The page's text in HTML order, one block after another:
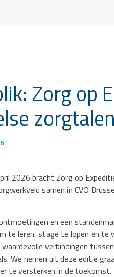
Zorg op
2026 bracht Zorg op
samen in CVO
en een
te leren, stage te lopen en te
waardevolle verbindingen
We nemen uit deze editie
te versterken in de toekomst.